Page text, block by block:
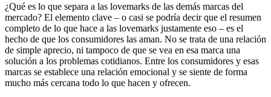
¿Qué es lo que separa a las lovemarks de las demás marcas del
mercado? El elemento clave – o casi se podría decir que el resumen
completo de lo que hace a las lovemarks justamente eso – es el
hecho de que los consumidores las aman. No se trata de una relación
de simple aprecio, ni tampoco de que se vea en esa marca una
solución a los problemas cotidianos. Entre los consumidores y esas
marcas se establece una relación emocional y se siente de forma
mucho más cercana todo lo que hacen y ofrecen.